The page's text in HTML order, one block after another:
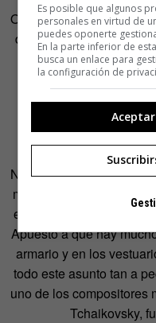
Olímpicos
de las naciones
India o Mexico (y toda
Lésbicas
Lanzamiento de
también podrían ser
escenario, más
No soy ruso ni gay, pero
mi pasaporte hubiera
en frecuentar las
Apuesto a que hay
armario y en los
todo este asunto tan a
uno de los compositores
Tchaikovsky,
Es posible que algunos
personales en virtud de
puedes oponerte
En la parte inferior de
busca un enlace para
la configuración de
Aceptar